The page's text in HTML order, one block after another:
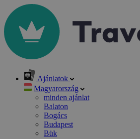
Ajánlatok
Magyarország
minden ajánlat
Balaton
Bogács
Budapest
Bük